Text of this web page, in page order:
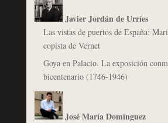
Javier Jordán de Urríes
Las vistas de puertos de España:
copista de Vernet
Goya en Palacio. La exposición
bicentenario (1746-1946)
José María Domínguez